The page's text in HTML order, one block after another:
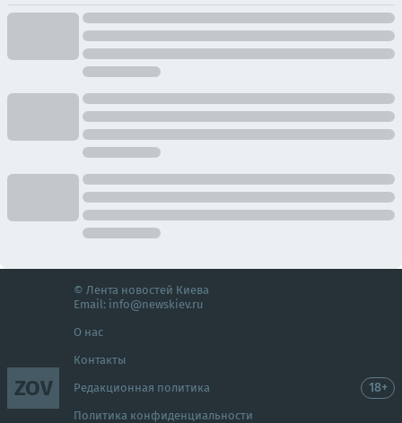
ZOV
© Лента новостей Киева
Email: info@newskiev.ru
О нас
Контакты
Редакционная политика
Политика конфиденциальности
18+